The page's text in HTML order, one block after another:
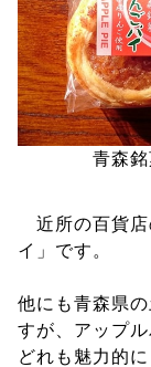
青森
近所の百貨店
イ」です。
他にも青森県
すが、アップ
どれも魅力的に